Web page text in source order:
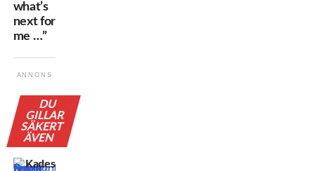
what’s
next for
me …”
ANNONS
DU
GILLAR
SÄKERT
ÄVEN
Kadestams